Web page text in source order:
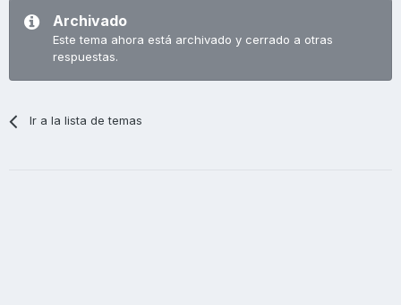
Archivado
Este tema ahora está archivado y cerrado a otras
respuestas.
Ir a la lista de temas